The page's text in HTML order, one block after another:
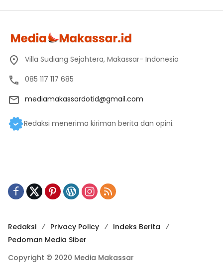
Villa Sudiang Sejahtera, Makassar- Indonesia
085 117 117 685
mediamakassardotid@gmail.com
Redaksi menerima kiriman berita dan opini.
Redaksi Privacy Policy
Indeks Berita
Pedoman Media Siber
Copyright © 2020 Media Makassar